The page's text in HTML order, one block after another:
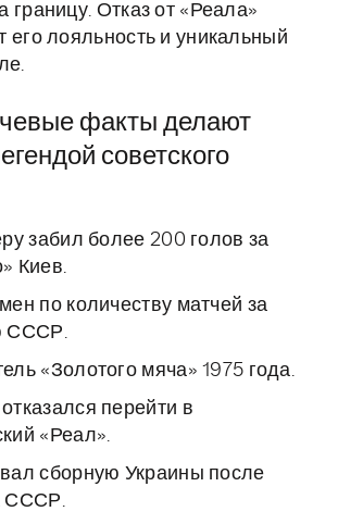
границу. Отказ от «Реала»
его лояльность и уникальный
факты делают
советского
забил более 200 голов за
Киев.
по количеству матчей за
СССР.
«Золотого мяча» 1975 года.
перейти в
«Реал».
сборную Украины после
СССР.